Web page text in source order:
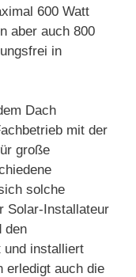
600 Watt
aber auch 800
in
Dach
mit der
große
solche
Solar-Installateur
den
und installiert
erledigt auch die